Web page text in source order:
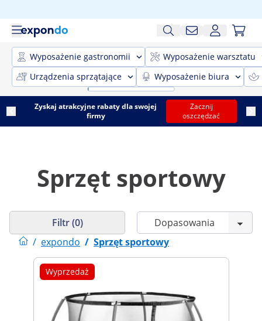
Wyposażenie gastronomii
Wyposażenie warsztatu
Urządzenia sprzątające
Wyposażenie biura
Zyskaj atrakcyjne rabaty dla swojej
firmy
Zacznij
oszczędzać
Sprzęt sportowy
/ expondo / Sprzęt sportowy
Filtr (0)
Wyprzedaż